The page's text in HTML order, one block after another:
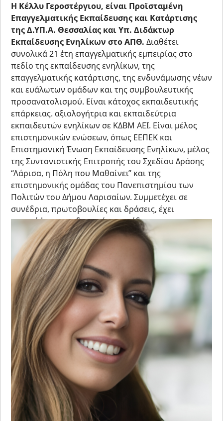
Η Κέλλυ Γεροστέργιου, είναι Προϊσταμένη
Επαγγελματικής Εκπαίδευσης και Κατάρτισης
της Δ.ΥΠ.Α. Θεσσαλίας και Υπ. Διδάκτωρ
Εκπαίδευσης Ενηλίκων στο ΑΠΘ. Διαθέτει
συνολικά 21 έτη επαγγελματικής εμπειρίας στο
πεδίο της εκπαίδευσης ενηλίκων, της
επαγγελματικής κατάρτισης, της ενδυνάμωσης νέων
και ευάλωτων ομάδων και της συμβουλευτικής
προσανατολισμού. Είναι κάτοχος εκπαιδευτικής
επάρκειας. αξιολογήτρια και εκπαιδεύτρια
εκπαιδευτών ενηλίκων σε ΚΔΒΜ ΑΕΙ. Είναι μέλος
επιστημονικών ενώσεων, όπως ΕΕΠΕΚ και
Επιστημονική Ένωση Εκπαίδευσης Ενηλίκων, μέλος
της Συντονιστικής Επιτροπής του Σχεδίου Δράσης
“Λάρισα, η Πόλη που Μαθαίνει” και της
επιστημονικής ομάδας του Πανεπιστημίου των
Πολιτών του Δήμου Λαρισαίων. Συμμετέχει σε
συνέδρια, πρωτοβουλίες και δράσεις, έχει
συγγράψει εκπαιδευτικά εγχειρίδια για
συμβούλους και εκπαιδευτές ενηλίκων ενώ
διαθέτει πλήθος ωρών επιμόρφωσης σε θέματα
σχετικά με το πεδίο της.
k.gerostergiou@dypa.gov.gr kgerost@yahoo.gr).